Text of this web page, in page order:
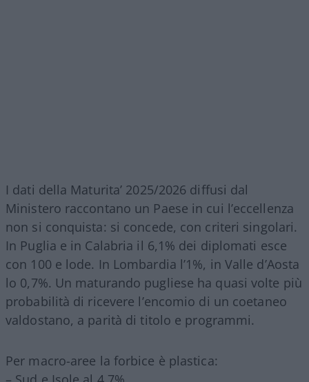
I dati della Maturita’ 2025/2026 diffusi dal
Ministero raccontano un Paese in cui l’eccellenza
non si conquista: si concede, con criteri singolari.
In Puglia e in Calabria il 6,1% dei diplomati esce
con 100 e lode. In Lombardia l’1%, in Valle d’Aosta
lo 0,7%. Un maturando pugliese ha quasi volte più
probabilità di ricevere l’encomio di un coetaneo
valdostano, a parità di titolo e programmi.
Per macro-aree la forbice è plastica: